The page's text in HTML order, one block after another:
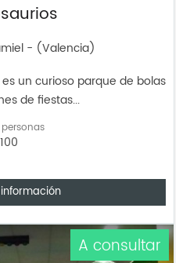
- (Valencia)
un curioso parque de bolas
de fiestas...
personas
100
A consultar